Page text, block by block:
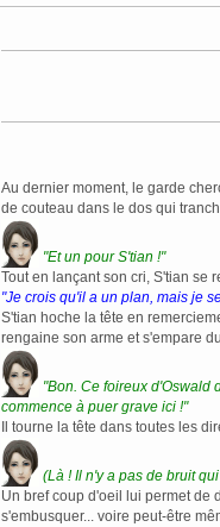
Au dernier moment, le garde
de couteau dans le dos qui
"Et un pour S'tian !"
Tout en lançant son cri, S'tian se
"Je crois qu'il a un plan, mais je
S'tian hoche la tête en
rengaine son arme et s'empare
"Bon. Ce foireux d'Oswald
commence à puer grave ici !"
Il tourne la tête dans toutes les
(Là ! Il n'y a pas de bruit
Un bref coup d'oeil lui permet de
s'embusquer... voire peut-être